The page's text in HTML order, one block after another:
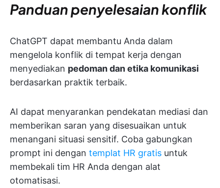
Panduan penyelesaian konflik
ChatGPT dapat membantu Anda dalam
mengelola konflik di tempat kerja dengan
menyediakan pedoman dan etika komunikasi
berdasarkan praktik terbaik.
AI dapat menyarankan pendekatan mediasi dan
memberikan saran yang disesuaikan untuk
menangani situasi sensitif. Coba gabungkan
prompt ini dengan templat HR gratis untuk
membekali tim HR Anda dengan alat
otomatisasi.